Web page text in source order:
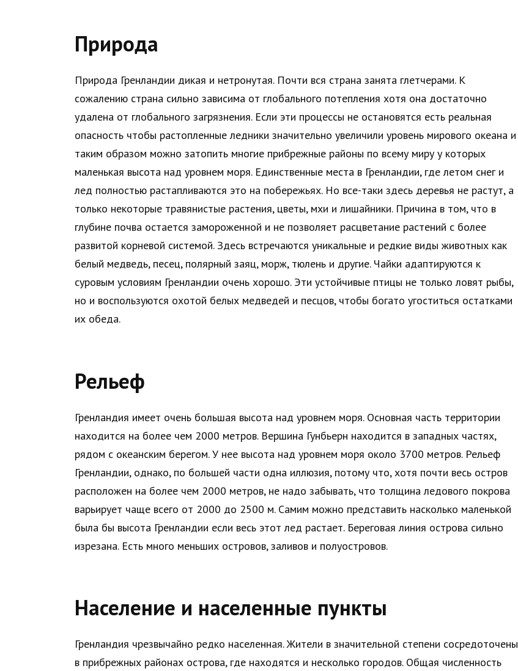
Природа
Природа Гренландии дикая и нетронутая. Почти вся страна занята глетчерами. К
сожалению страна сильно зависима от глобального потепления хотя она достаточно
удалена от глобального загрязнения. Если эти процессы не остановятся есть реальная
опасность чтобы растопленные ледники значительно увеличили уровень мирового океана и
таким образом можно затопить многие прибрежные районы по всему миру у которых
маленькая высота над уровнем моря. Единственные места в Гренландии, где летом снег и
лед полностью растапливаются это на побережьях. Но все-таки здесь деревья не растут, а
только некоторые травянистые растения, цветы, мхи и лишайники. Причина в том, что в
глубине почва остается замороженной и не позволяет расцветание растений с более
развитой корневой системой. Здесь встречаются уникальные и редкие виды животных как
белый медведь, песец, полярный заяц, морж, тюлень и другие. Чайки адаптируются к
суровым условиям Гренландии очень хорошо. Эти устойчивые птицы не только ловят рыбы,
но и воспользуются охотой белых медведей и песцов, чтобы богато угоститься остатками
их обеда.
Рельеф
Гренландия имеет очень большая высота над уровнем моря. Основная часть территории
находится на более чем 2000 метров. Вершина Гунбьерн находится в западных частях,
рядом с океанским берегом. У нее высота над уровнем моря около 3700 метров. Рельеф
Гренландии, однако, по большей части одна иллюзия, потому что, хотя почти весь остров
расположен на более чем 2000 метров, не надо забывать, что толщина ледового покрова
варьирует чаще всего от 2000 до 2500 м. Самим можно представить насколько маленькой
была бы высота Гренландии если весь этот лед растает. Береговая линия острова сильно
изрезана. Есть много меньших островов, заливов и полуостровов.
Население и населенные пункты
Гренландия чрезвычайно редко населенная. Жители в значительной степени сосредоточены
в прибрежных районах острова, где находятся и несколько городов. Общая численность